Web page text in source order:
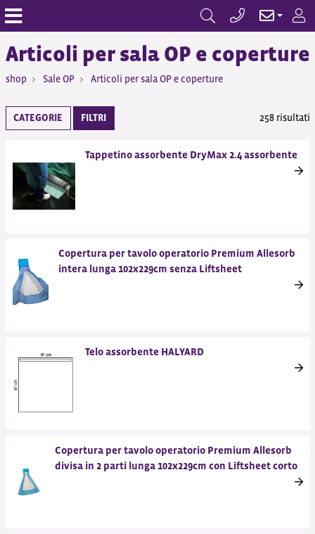
Articoli per sala OP e coperture
shop Sale OP Articoli per sala OP e coperture
CATEGORIE FILTRI 258 risultati
Tappetino assorbente DryMax 2.4 assorbente
Copertura per tavolo operatorio Premium Allesorb
intera lunga 102x229cm senza Liftsheet
Telo assorbente HALYARD
Copertura per tavolo operatorio Premium Allesorb
divisa in 2 parti lunga 102x229cm con Liftsheet corto